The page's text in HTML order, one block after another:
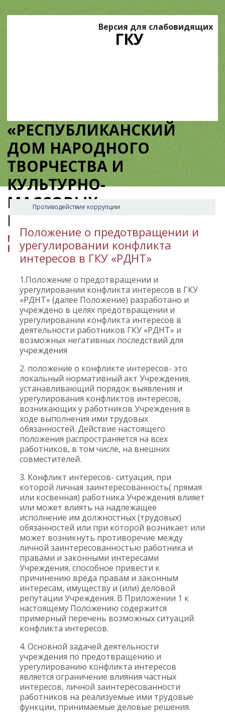
ГКУ
«РЕСПУБЛИКАНСКИЙ
ДОМ НАРОДНОГО
ТВОРЧЕСТВА И
КУЛЬТУРНО-
МАССОВЫХ
МЕРОПРИЯТИЙ»
МИНИСТЕРСТВО КУЛЬТУРЫ
РЕСПУБЛИКИ ИНГУШЕТИЯ
Версия для слабовидящих
Противодействие коррупции
Положение о предотвращении и
урегулировании конфликта
интересов в ГКУ «РДНТ»
1.Положение о предотвращении и
урегулировании конфликта интересов в ГКУ
«РДНТ» (далее Положение) разработано и
учреждено в целях предотвращении и
урегулировании конфликта интересов в
деятельности работников ГКУ «РДНТ» и
возможных негативных последствий для
учреждения
2. положение о конфликте интересов- это
локальный нормативный акт Учреждения,
устанавливающий порядок выявления и
урегулирования конфликтов интересов,
возникающих у работников Учреждения в
ходе выполнения ими трудовых
обязанностей. Действие настоящего
положения распространяется на всех
работников, в том числе, на внешних
совместителей.
3. Конфликт интересов- ситуация, при
которой личная заинтересованность( прямая
или косвенная) работника Учреждения влияет
или может влиять на надлежащее
исполнение им должностных (трудовых)
обязанностей или при которой возникает или
может возникнуть противоречие между
личной заинтересованностью работника и
правами и законными интересами
Учреждения, способное привести к
причинению вреда правам и законным
интересам, имуществу и (или) деловой
репутации Учреждения. В Приложении 1 к
настоящему Положению содержится
примерный перечень возможных ситуаций
конфликта интересов.
4. Основной задачей деятельности
учреждения по предотвращению и
урегулированию конфликта интересов
является ограничение влияния частных
интересов, личной заинтересованности
работников на реализуемые ими трудовые
функции, принимаемые деловые решения.